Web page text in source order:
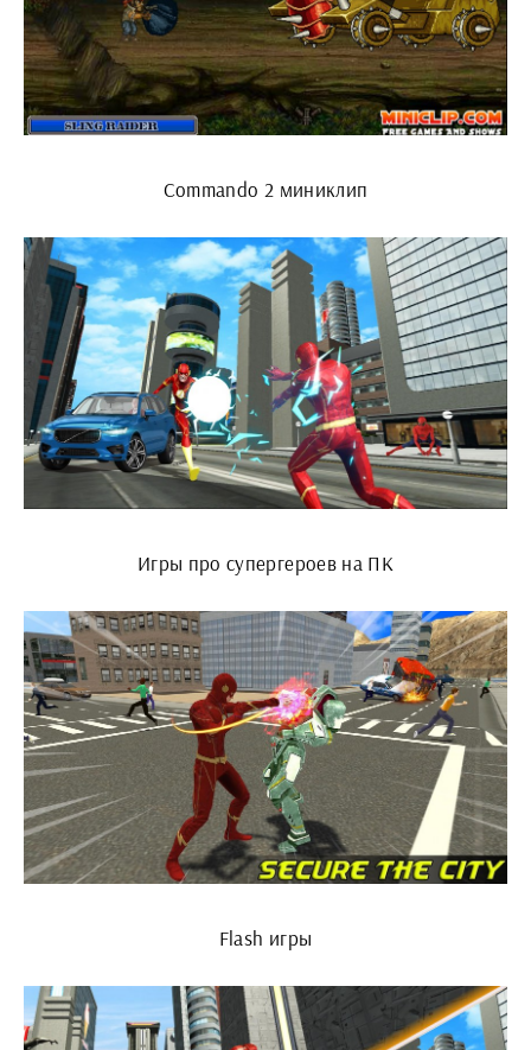
Commando 2 миниклип
Игры про супергероев на ПК
Flash игры